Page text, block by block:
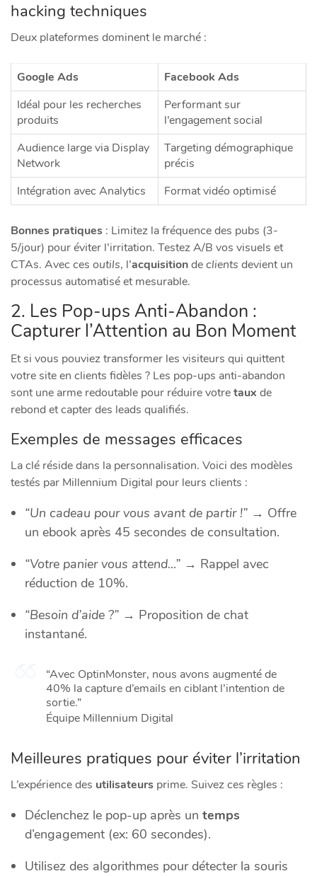
hacking techniques
Deux plateformes dominent le marché :
Google Ads
Facebook Ads
Idéal pour les recherches
produits
Performant sur
l’engagement social
Audience large via Display
Network
Targeting démographique
précis
Intégration avec Analytics
Format vidéo optimisé
Bonnes pratiques : Limitez la fréquence des pubs (3-
5/jour) pour éviter l’irritation. Testez A/B vos visuels et
CTAs. Avec ces outils, l’acquisitiondeclients devient un
processus automatisé et mesurable.
2. Les Pop-ups Anti-Abandon :
Capturer l’Attention au Bon Moment
Et si vous pouviez transformer les visiteurs qui quittent
votre site en clients fidèles ? Les pop-ups anti-abandon
sont une arme redoutable pour réduire votretaux de
rebond et capter des leads qualifiés.
Exemples de messages efficaces
La clé réside dans la personnalisation. Voici des modèles
testés par Millennium Digital pour leurs clients :
“Un cadeau pour vous avant de partir !” → Offre
un ebook après 45 secondes de consultation.
“Votre panier vous attend…” → Rappel avec
réduction de 10%.
“Besoin d’aide ?” → Proposition de chat
instantané.
“Avec OptinMonster, nous avons augmenté de
40% la capture d’emails en ciblant l’intention de
sortie.”
Équipe Millennium Digital
Meilleures pratiques pour éviter l’irritation
L’expérience des utilisateurs prime. Suivez ces règles :
Déclenchez le pop-up après un temps
d’engagement (ex: 60 secondes).
Utilisez des algorithmes pour détecter la souris